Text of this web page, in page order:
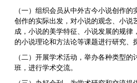
（一）组织会员从中外古今小说创作
创作的实际出发，对小说的观念、小说
成，小说的美学特征、小说发展的规律
的小说理论和方法论等课题进行研究、
（二）开展学术活动，举办各种类型
班，进行学术交流。